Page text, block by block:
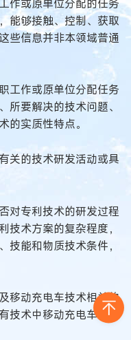
作或原单位分配的任务
能够接触、控制、获取
些信息并非本领域普通
工作或原单位分配任务
所要解决的技术问题、
的实质性特点。
关的技术研发活动或具
对专利技术的研发过程
技术方案的复杂程度，
能和物质技术条件，
移动充电车技术相关的
技术中移动充电车能源